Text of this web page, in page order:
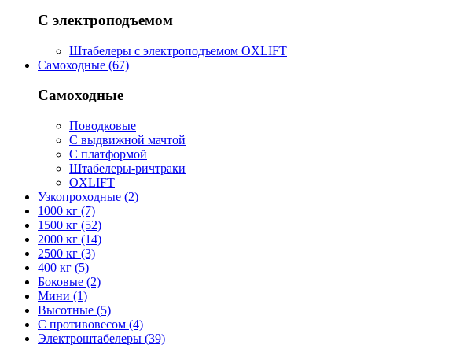
С электроподъемом
Штабелеры с электроподъемом OXLIFT
Самоходные (67)
Самоходные
Поводковые
С выдвижной мачтой
С платформой
Штабелеры-ричтраки
OXLIFT
Узкопроходные (2)
1000 кг (7)
1500 кг (52)
2000 кг (14)
2500 кг (3)
400 кг (5)
Боковые (2)
Мини (1)
Высотные (5)
С противовесом (4)
Электроштабелеры (39)